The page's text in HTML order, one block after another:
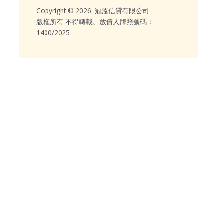
Copyright © 2026 冠泓信貸有限公司
版權所有 不得轉載。放債人牌照號碼：
1400/2025